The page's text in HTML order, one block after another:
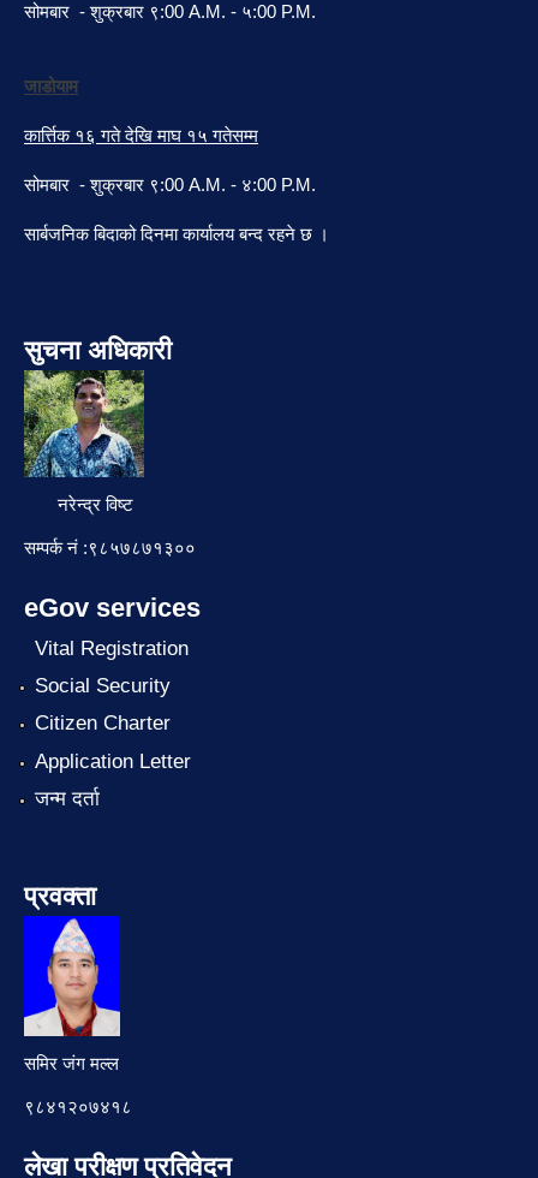
सोमबार - शुक्रबार ९:00 A.M. - ५:00 P.M.
जाडोयाम
कार्त्तिक १६ गते देखि माघ १५ गतेसम्म
सोमबार - शुक्रबार ९:00 A.M. - ४:00 P.M.
सार्बजनिक बिदाको दिनमा कार्यालय बन्द रहने छ ।
सुचना अधिकारी
नरेन्द्र विष्ट
सम्पर्क नं :९८५७८७१३००
eGov services
Vital Registration
Social Security
Citizen Charter
Application Letter
जन्म दर्ता
प्रवक्ता
समिर जंग मल्ल
९८४१२०७४१८
लेखा परीक्षण प्रतिवेदन